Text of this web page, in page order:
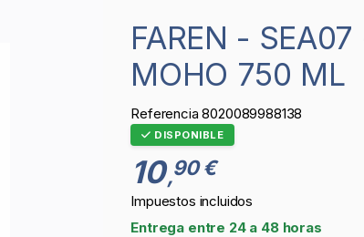
FAREN - SEA07 - LIMPIADOR DE
MOHO 750 ML
Referencia 8020089988138
DISPONIBLE
10,90 €
Impuestos incluidos
Entrega entre 24 a 48 horas